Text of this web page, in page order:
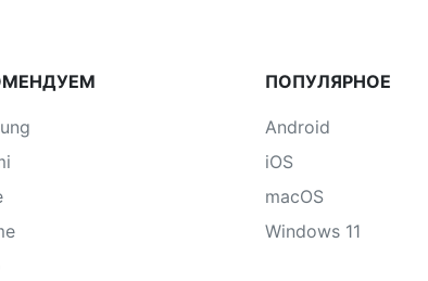
ПОПУЛЯРНОЕ
Android
iOS
macOS
Windows 11